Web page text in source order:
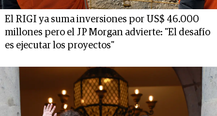
El RIGI ya suma inversiones por US$ 46.000
millones pero el JP Morgan advierte: "El desafío
es ejecutar los proyectos"